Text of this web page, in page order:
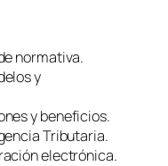
normativa.
y
y beneficios.
Tributaria.
electrónica.